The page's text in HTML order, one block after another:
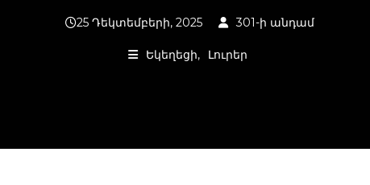
25 Դեկտեմբերի, 2025 301-ի անդամ
Եկեղեցի Լուրեր